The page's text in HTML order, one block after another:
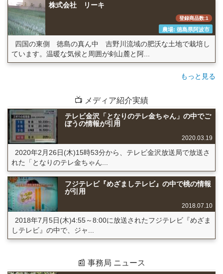
株式会社 リーキ
登録商品数:1
農場: 徳島県阿波市
四国の東側 徳島の真ん中 吉野川流域の肥沃な土地で栽培し
ています。温暖な気候と周囲が剣山麓と阿...
もっと見る
📺 メディア紹介実績
テレビ金沢「となりのテレ金ちゃん」の中でご
ぼうの情報が引用
2020.03.19
2020年2月26日(木)15時53分から、テレビ金沢放送局で放送さ
れた「となりのテレ金ちゃん...
フジテレビ『めざましテレビ』の中で桃の情報
が引用
2018.07.10
2018年7月5日(木)4:55～8:00に放送されたフジテレビ『めざま
しテレビ』の中で、ジャ...
📰 事務局 ニュース